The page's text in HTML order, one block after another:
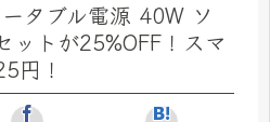
タブル電源 40W ソ
ットが25%OFF！スマ
円！